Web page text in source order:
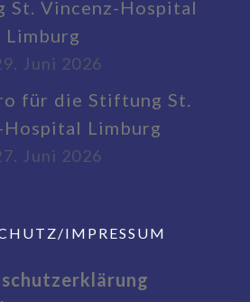
St. Vincenz-Hospital
Limburg
Juni 2026
für die Stiftung St.
Limburg
Juni 2026
IMPRESSUM